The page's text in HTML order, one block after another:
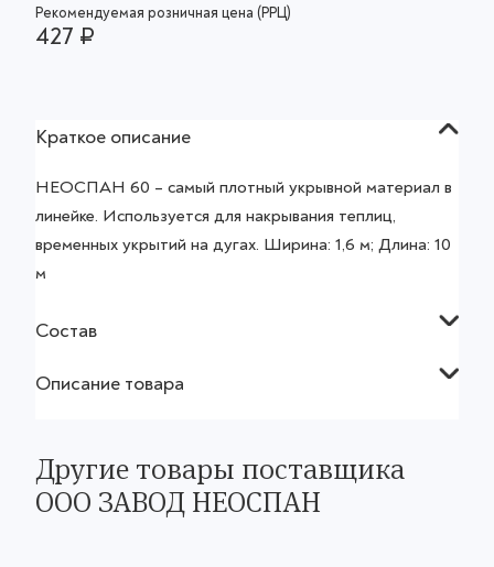
Рекомендуемая розничная цена (РРЦ)
427 ₽
Краткое описание
НЕОСПАН 60 – самый плотный укрывной материал в
линейке. Используется для накрывания теплиц,
временных укрытий на дугах. Ширина: 1,6 м; Длина: 10
м
Состав
Описание товара
Другие товары поставщика
ООО ЗАВОД НЕОСПАН